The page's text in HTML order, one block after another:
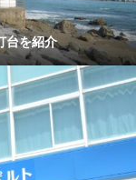
台を紹介